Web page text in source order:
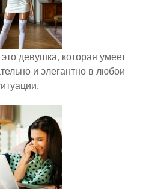
девушка, которая умеет
и элегантно в любои